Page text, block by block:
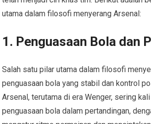
utama dalam filosofi menyerang Arsenal:
1. Penguasaan Bola dan
Salah satu pilar utama dalam filosofi
penguasaan bola yang stabil dan kontrol
Arsenal, terutama di era Wenger, sering
penguasaan bola dalam pertandingan,